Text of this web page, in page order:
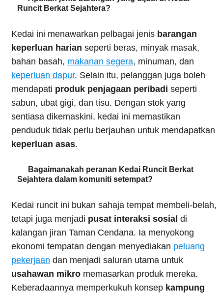
Runcit Berkat Sejahtera?
Kedai ini menawarkan pelbagai jenis barangan
keperluan harian seperti beras, minyak masak,
bahan basah, makanan segera, minuman, dan
keperluan dapur. Selain itu, pelanggan juga boleh
mendapati produk penjagaan peribadi seperti
sabun, ubat gigi, dan tisu. Dengan stok yang
sentiasa dikemaskini, kedai ini memastikan
penduduk tidak perlu berjauhan untuk mendapatkan
keperluan asas.
Bagaimanakah peranan Kedai Runcit Berkat
Sejahtera dalam komuniti setempat?
Kedai runcit ini bukan sahaja tempat membeli-belah,
tetapi juga menjadi pusat interaksi sosial di
kalangan jiran Taman Cendana. Ia menyokong
ekonomi tempatan dengan menyediakan peluang
pekerjaan dan menjadi saluran utama untuk
usahawan mikro memasarkan produk mereka.
Keberadaannya memperkukuh konsep kampung